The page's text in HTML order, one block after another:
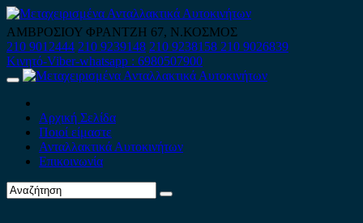
Skip
to
content
ΑΜΒΡΟΣΙΟΥ ΦΡΑΝΤΖΗ 67, Ν.ΚΟΣΜΟΣ
210 9012444 210 9239148 210 9238158 210 9026839
Κινητό-Viber-whatsapp : 6980507900
Primary
Αρχική Σελίδα
Ποιοί είμαστε
Ανταλλακτικά Αυτοκινήτων
Επικοινωνία